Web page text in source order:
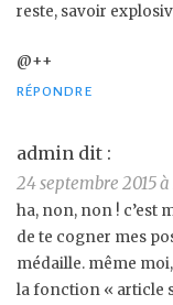
reste, savoir
@++
RÉPONDRE
admin dit :
24 septembre 2015
ha, non, non ! c’est
de te cogner mes
médaille. même
la fonction « article